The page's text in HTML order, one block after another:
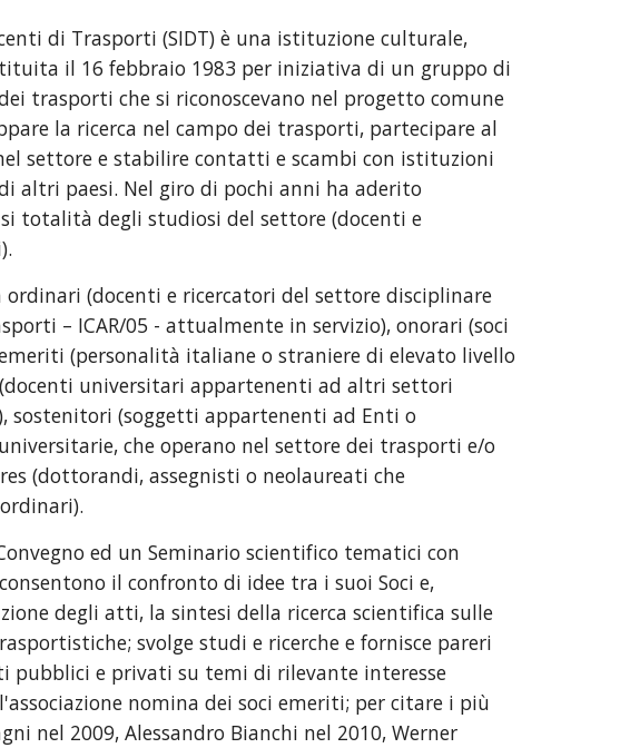
di Trasporti (SIDT) è una istituzione culturale,
il 16 febbraio 1983 per iniziativa di un gruppo di
trasporti che si riconoscevano nel progetto comune
la ricerca nel campo dei trasporti, partecipare al
settore e stabilire contatti e scambi con istituzioni
altri paesi. Nel giro di pochi anni ha aderito
totalità degli studiosi del settore (docenti e
ordinari (docenti e ricercatori del settore disciplinare
– ICAR/05 - attualmente in servizio), onorari (soci
(personalità italiane o straniere di elevato livello
universitari appartenenti ad altri settori
sostenitori (soggetti appartenenti ad Enti o
che operano nel settore dei trasporti e/o
(dottorandi, assegnisti o neolaureati che
ed un Seminario scientifico tematici con
il confronto di idee tra i suoi Soci e,
degli atti, la sintesi della ricerca scientifica sulle
svolge studi e ricerche e fornisce pareri
pubblici e privati su temi di rilevante interesse
nomina dei soci emeriti; per citare i più
nel 2009, Alessandro Bianchi nel 2010, Werner